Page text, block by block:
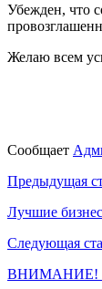
Убежден, что
Желаю всем
Сообщает
по
записям
Предыдущая
Лучшие
Следующая
ВНИМАНИЕ!